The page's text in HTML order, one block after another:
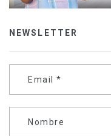
NEWSLETTER
Email *
Nombre